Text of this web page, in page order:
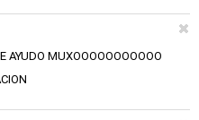
AYUDO MUXOOOOOOOOOOO